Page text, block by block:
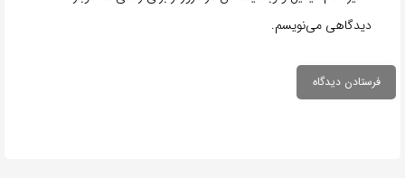
دیدگاهی می‌نویسم.